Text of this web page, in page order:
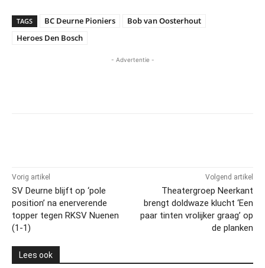
TAGS BC Deurne Pioniers
Bob van Oosterhout
Heroes Den Bosch
- Advertentie -
Vorig artikel
SV Deurne blijft op ‘pole
position’ na enerverende
topper tegen RKSV Nuenen
(1-1)
Volgend artikel
Theatergroep Neerkant
brengt doldwaze klucht ‘Een
paar tinten vrolijker graag’ op
de planken
Lees ook